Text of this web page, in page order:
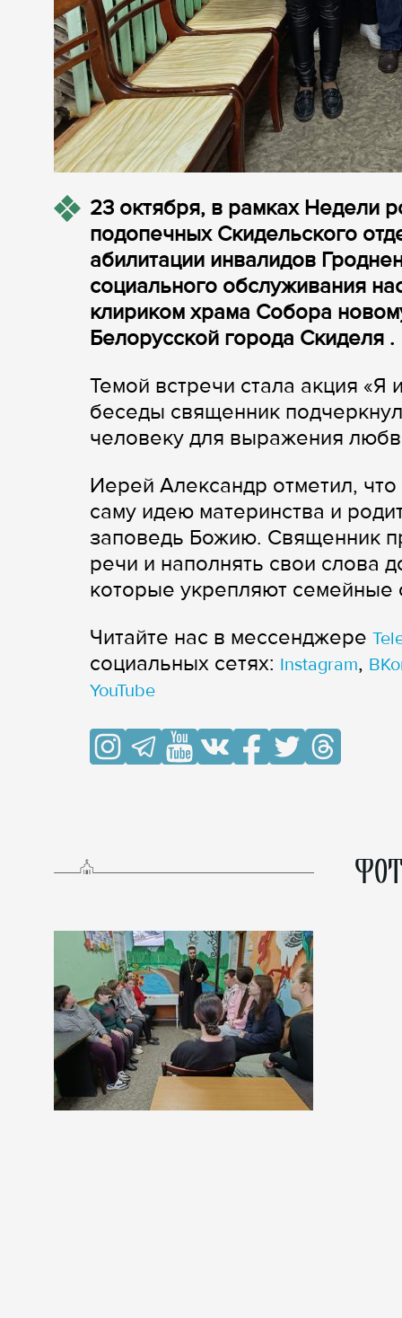
23 октября, в рамках Недели
подопечных Скидельского
абилитации инвалидов
социального обслуживания
клириком храма Собора
Белорусской города Скиделя .
Темой встречи стала акция
беседы священник
человеку для выражения
Иерей Александр отметил,
саму идею материнства и
заповедь Божию. Священник
речи и наполнять свои слова
которые укрепляют
Читайте нас в мессенджере
cоциальных сетях: Instagram,
YouTube